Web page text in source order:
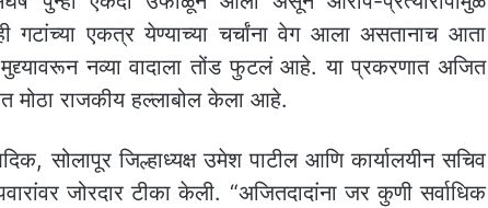
गटांच्या एकत्र येण्याच्या चर्चांना वेग आला असतानाच आता
मुद्द्यावरून नव्या वादाला तोंड फुटलं आहे. या प्रकरणात अजित
मोठा राजकीय हल्लाबोल केला आहे.
सोलापूर जिल्हाध्यक्ष उमेश पाटील आणि कार्यालयीन सचिव
जोरदार टीका केली. “अजितदादांना जर कुणी सर्वाधिक